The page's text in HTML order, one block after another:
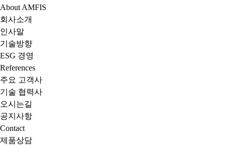
About AMFIS
회사소개
인사말
기술방향
ESG 경영
References
주요 고객사
기술 협력사
오시는길
공지사항
Contact
제품상담